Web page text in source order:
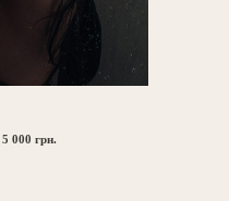
5 000 грн.